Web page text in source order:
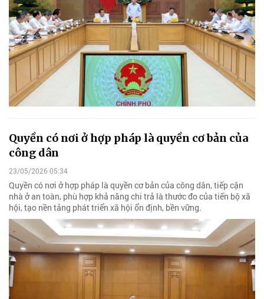
Quyền có nơi ở hợp pháp là quyền cơ bản của
công dân
23/05/2026 05:34
Quyền có nơi ở hợp pháp là quyền cơ bản của công dân, tiếp cận
nhà ở an toàn, phù hợp khả năng chi trả là thước đo của tiến bộ xã
hội, tạo nền tảng phát triển xã hội ổn định, bền vững.